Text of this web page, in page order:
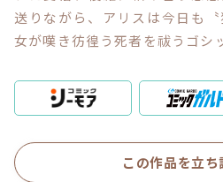
閉じる
送りながら、アリスは今日も
女が嘆き彷徨う死者を祓うゴシ
この作品を立ち